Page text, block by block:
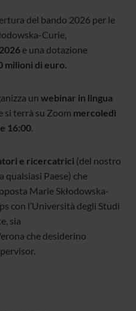
del bando 2026 per le
Curie,
e una dotazione
milioni di euro.
un webinar in lingua
si terrà su Zoom mercoledì
16:00.
e ricercatrici (del nostro
qualsiasi Paese) che
Marie Skłodowska-
con l’Università degli Studi
sia
che desiderino